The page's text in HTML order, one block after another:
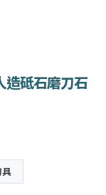
造砥石磨刀石
具